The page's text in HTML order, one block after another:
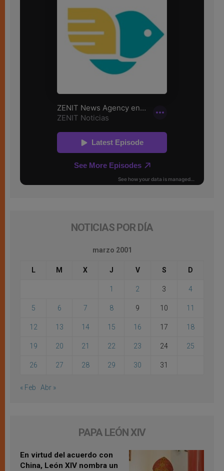
NOTICIAS POR DÍA
marzo 2001
L M X J V S D
1 2 3 4
5 6 7 8 9 10 11
12 13 14 15 16 17 18
19 20 21 22 23 24 25
26 27 28 29 30 31
« Feb Abr »
PAPA LEÓN XIV
En virtud del acuerdo con
China, León XIV nombra un